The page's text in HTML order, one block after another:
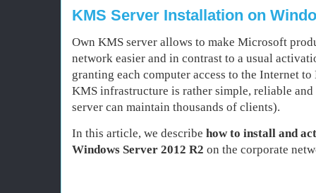
KMS Server Installation on
Own KMS server allows to make Microsoft
network easier and in contrast to a usual
granting each computer access to the Internet
KMS infrastructure is rather simple, reliable
server can maintain thousands of clients).
In this article, we describe how to install and
Windows Server 2012 R2 on the corporate